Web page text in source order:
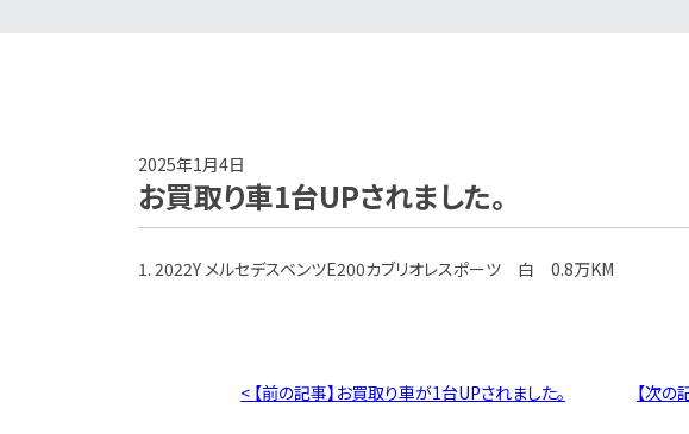
2025年1月4日
お買取り車1台UPされました。
1. 2022Y メルセデスベンツE200カブリオレスポーツ 白 0.8万KM
< 【前の記事】お買取り車が1台UPされました。 【次の